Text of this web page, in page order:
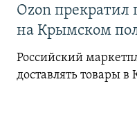
Ozon прекратил
на Крымском
Российский
доставлять товары